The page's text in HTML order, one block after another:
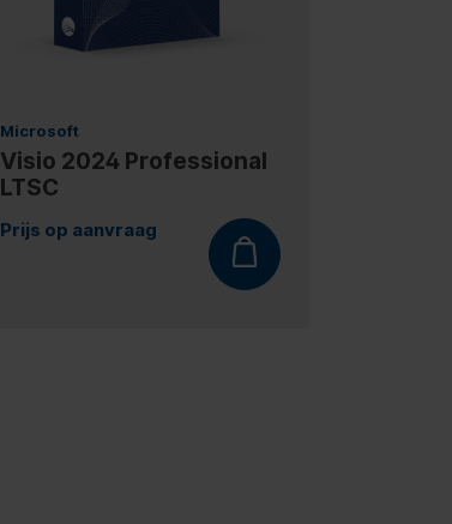
Microsoft
Visio 2024 Professional
LTSC
Prijs op aanvraag